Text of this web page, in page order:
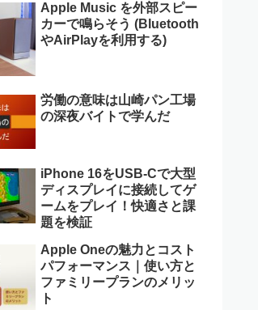
Apple Music を外部スピー
カーで鳴らそう (Bluetooth
やAirPlayを利用する)
労働の意味は山崎パン工場
の深夜バイトで学んだ
iPhone 16をUSB-Cで大型
ディスプレイに接続してゲ
ームをプレイ！快適さと課
題を検証
Apple Oneの魅力とコスト
パフォーマンス｜使い方と
ファミリープランのメリッ
ト